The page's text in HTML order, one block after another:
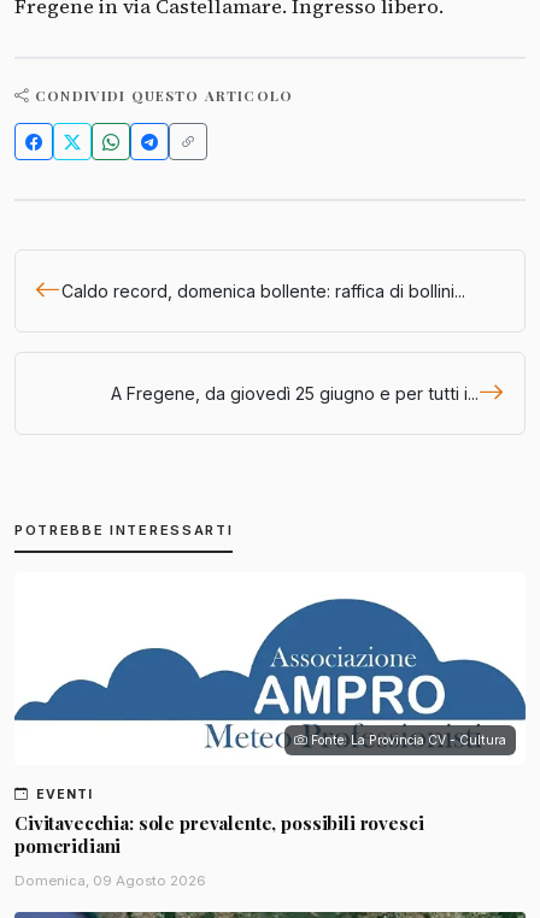
Fregene in via Castellamare. Ingresso libero.
CONDIVIDI QUESTO ARTICOLO
Caldo record, domenica bollente: raffica di bollini...
A Fregene, da giovedì 25 giugno e per tutti i...
POTREBBE INTERESSARTI
Fonte: La Provincia CV - Cultura
EVENTI
Civitavecchia: sole prevalente, possibili rovesci
pomeridiani
Domenica, 09 Agosto 2026